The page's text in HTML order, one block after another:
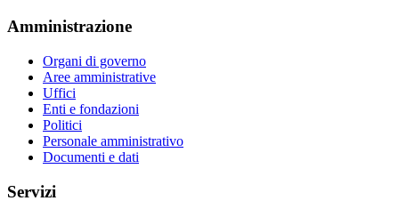
Amministrazione
Organi di governo
Aree amministrative
Uffici
Enti e fondazioni
Politici
Personale amministrativo
Documenti e dati
Servizi